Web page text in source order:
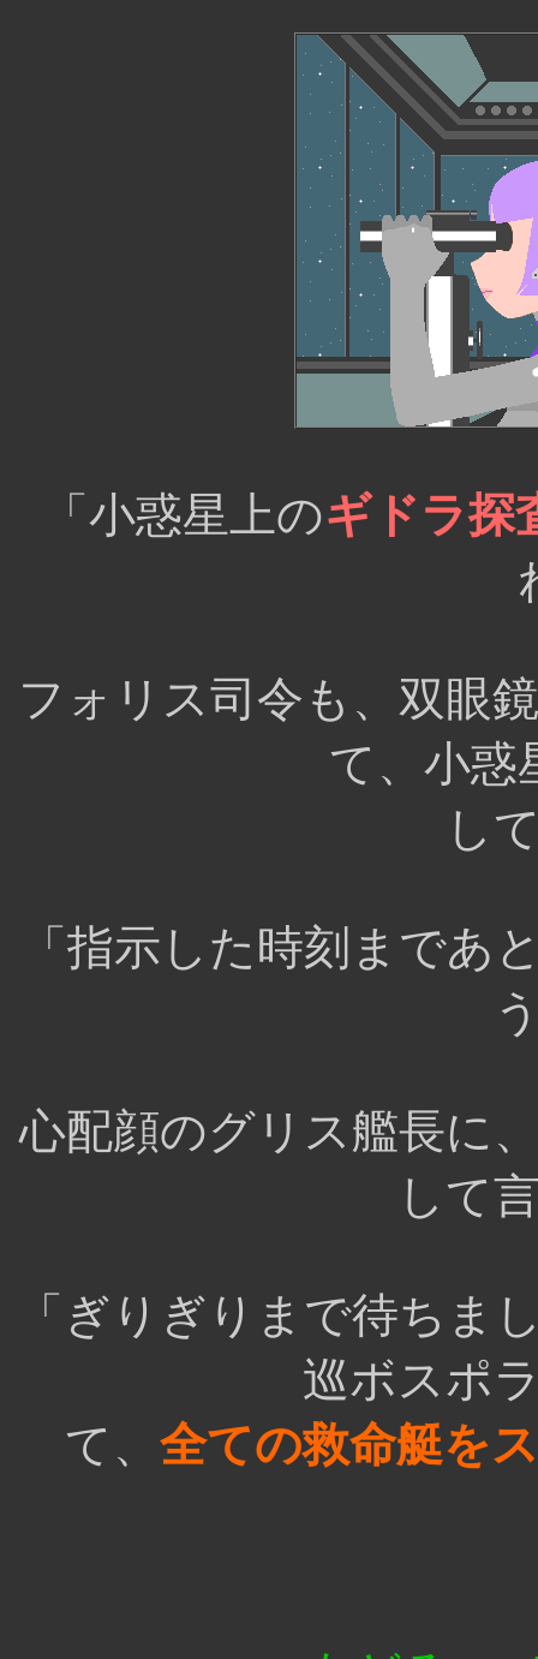
「小惑星上のギドラ探
フォリス司令も、双眼
て、小惑
し
「指示した時刻まであ
心配顔のグリス艦長に
して
「ぎりぎりまで待ちま
巡ボスポ
て、 全ての救命艇を